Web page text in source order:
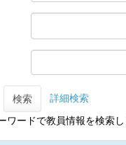
検索 詳細検索
ワードで教員情報を検索し